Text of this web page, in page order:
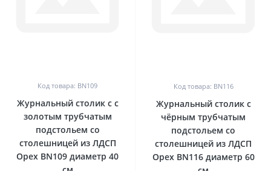
Код товара: BN109
Журнальный столик с с
золотым трубчатым
подстольем со
столешницей из ЛДСП
Орех BN109 диаметр 40
Код товара: BN116
Журнальный столик с
чёрным трубчатым
подстольем со
столешницей из ЛДСП
Орех BN116 диаметр 60